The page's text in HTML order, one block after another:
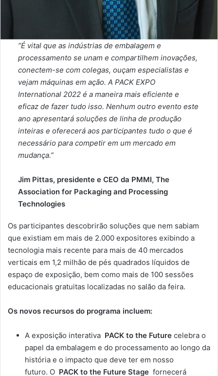
“É vital que as indústrias de embalagem e
processamento se unam e compartilhem inovações,
conectem-se com colegas, ouçam especialistas e
vejam máquinas em ação. A PACK EXPO
International 2022 é a maneira mais eficiente e
eficaz de fazer tudo isso. Nenhum outro evento este
ano apresentará soluções de linha de produção
inteiras e oferecerá aos participantes tudo o que é
necessário para competir em um mercado em
mudança.”
Jim Pittas, presidente e CEO da PMMI, The
Association for Packaging and Processing
Technologies
Os participantes descobrirão soluções que nem sabiam
que existiam em mais de 2.000 expositores exibindo a
tecnologia mais recente para mais de 40 mercados
verticais em 1,2 milhão de pés quadrados líquidos de
espaço de exposição, bem como mais de 100 sessões
educacionais gratuitas localizadas no salão da feira.
Os novos recursos do programa incluem:
A exposição interativa PACK to the Future celebra o
papel da embalagem e do processamento ao longo da
história e o impacto que deve ter em nosso
futuro. O PACK to the Future Stage fornecerá